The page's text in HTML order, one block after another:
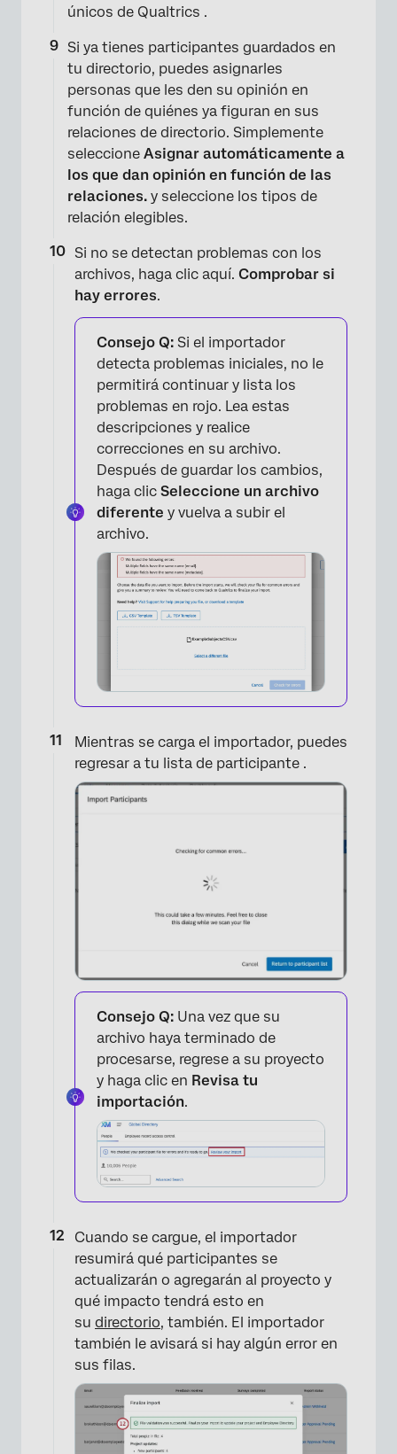
×
únicos de Qualtrics .
Si ya tienes participantes guardados en
tu directorio, puedes asignarles
personas que les den su opinión en
función de quiénes ya figuran en sus
relaciones de directorio. Simplemente
seleccione Asignar automáticamente a
los que dan opinión en función de las
relaciones. y seleccione los tipos de
relación elegibles.
Si no se detectan problemas con los
archivos, haga clic aquí. Comprobar si
hay errores.
Consejo Q: Si el importador
detecta problemas iniciales, no le
permitirá continuar y lista los
problemas en rojo. Lea estas
descripciones y realice
correcciones en su archivo.
Después de guardar los cambios,
haga clic Seleccione un archivo
diferente y vuelva a subir el
archivo.
×
Mientras se carga el importador, puedes
regresar a tu lista de participante .
Consejo Q: Una vez que su
archivo haya terminado de
procesarse, regrese a su proyecto
y haga clic en Revisa tu
importación.
Cuando se cargue, el importador
resumirá qué participantes se
actualizarán o agregarán al proyecto y
qué impacto tendrá esto en
su directorio, también. El importador
también le avisará si hay algún error en
sus filas.